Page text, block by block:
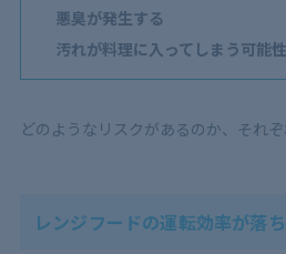
悪臭が発生する
汚れが料理に入ってしまう可能
どのようなリスクがあるのか、それぞ
レンジフードの運転効率が落